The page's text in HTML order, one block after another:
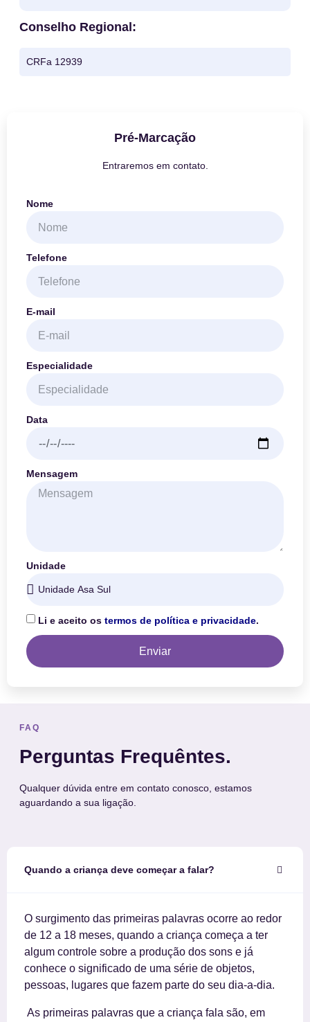
Conselho Regional:
CRFa 12939
Pré-Marcação
Entraremos em contato.
Nome
Telefone
E-mail
Especialidade
Data
Mensagem
Unidade
Li e aceito os termos de política e privacidade.
Enviar
FAQ
Perguntas Frequêntes.
Qualquer dúvida entre em contato conosco, estamos
aguardando a sua ligação.
Quando a criança deve começar a falar?
O surgimento das primeiras palavras ocorre ao redor
de 12 a 18 meses, quando a criança começa a ter
algum controle sobre a produção dos sons e já
conhece o significado de uma série de objetos,
pessoas, lugares que fazem parte do seu dia-a-dia.
As primeiras palavras que a criança fala são, em